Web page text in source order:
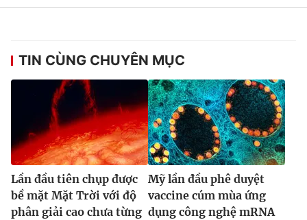
TIN CÙNG CHUYÊN MỤC
Lần đầu tiên chụp được
bề mặt Mặt Trời với độ
phân giải cao chưa từng
Mỹ lần đầu phê duyệt
vaccine cúm mùa ứng
dụng công nghệ mRNA